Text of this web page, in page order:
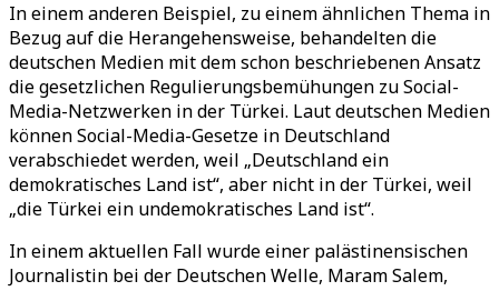
In einem anderen Beispiel, zu einem ähnlichen Thema in
Bezug auf die Herangehensweise, behandelten die
deutschen Medien mit dem schon beschriebenen Ansatz
die gesetzlichen Regulierungsbemühungen zu Social-
Media-Netzwerken in der Türkei. Laut deutschen Medien
können Social-Media-Gesetze in Deutschland
verabschiedet werden, weil „Deutschland ein
demokratisches Land ist“, aber nicht in der Türkei, weil
„die Türkei ein undemokratisches Land ist“.
In einem aktuellen Fall wurde einer palästinensischen
Journalistin bei der Deutschen Welle, Maram Salem,